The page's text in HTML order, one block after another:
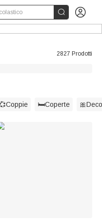
 
2827 Prodotti
🛏️Coperte